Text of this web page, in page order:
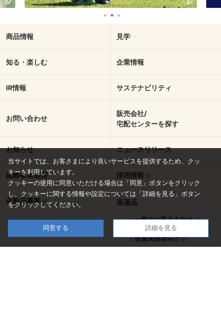
商品情報 見学
知る・楽しむ 企業情報
IR情報 サステナビリティ
お問い合わせ
販売会社/
宅配センターを探す
お知らせ ニュースリリース
国際事業展開 採用情報
化粧品事業 医薬品
・一般のお客さま向け
・医療関係者向け
当サイトでは、お客さまにより良いサービスを提供するため、クッ
キーを利用しています。
クッキーの使用に同意いただける場合は「同意」ボタンをクリック
し、 クッキーに関する情報や設定については「詳細を見る」ボタン
をクリックしてください。
同意する 詳細を見る